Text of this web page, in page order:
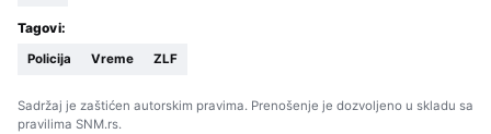
Tagovi:
Policija Vreme ZLF
Sadržaj je zaštićen autorskim pravima. Prenošenje je dozvoljeno u skladu sa
pravilima SNM.rs.